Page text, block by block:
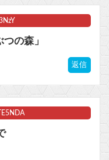
の森」
返信